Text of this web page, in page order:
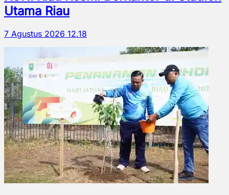
Utama Riau
7 Agustus 2026 12.18